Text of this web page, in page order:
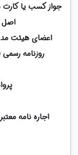
جواز کسب یا
اصل
اعضای هیئت
روزنامه
اجاره نامه